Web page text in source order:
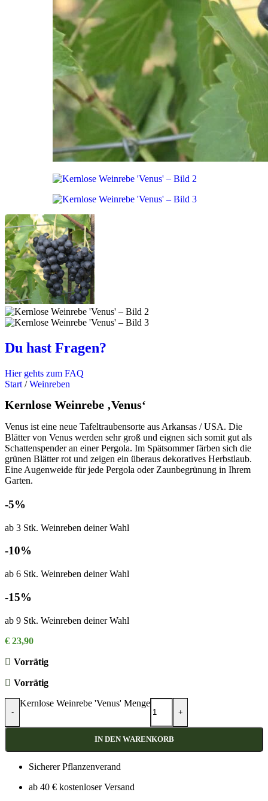
Du hast Fragen?
Hier gehts zum FAQ
Start / Weinreben
Kernlose Weinrebe ‚Venus‘
Venus ist eine neue Tafeltraubensorte aus Arkansas / USA. Die
Blätter von Venus werden sehr groß und eignen sich somit gut als
Schattenspender an einer Pergola. Im Spätsommer färben sich die
grünen Blätter rot und zeigen ein überaus dekoratives Herbstlaub.
Eine Augenweide für jede Pergola oder Zaunbegrünung in Ihrem
Garten.
-5%
ab 3 Stk. Weinreben deiner Wahl
-10%
ab 6 Stk. Weinreben deiner Wahl
-15%
ab 9 Stk. Weinreben deiner Wahl
€ 23,90
Vorrätig
Vorrätig
-
Kernlose Weinrebe 'Venus' Menge
+
IN DEN WARENKORB
Sicherer Pflanzenverand
ab 40 € kostenloser Versand